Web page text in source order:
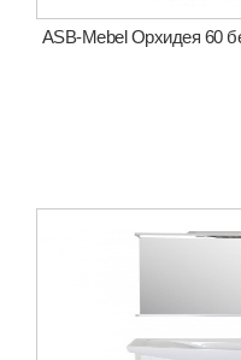
ASB-Mebel Орхидея 60